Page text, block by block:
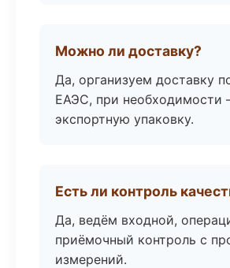
Можно ли доставку?
Да, организуем доставку
ЕАЭС, при необходимости
экспортную упаковку.
Есть ли контроль
Да, ведём входной,
приёмочный контроль с
измерений.